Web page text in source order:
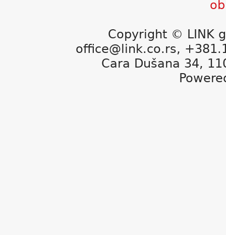
Copyright © LINK
office@link.co.rs,
Cara Dušana 34,